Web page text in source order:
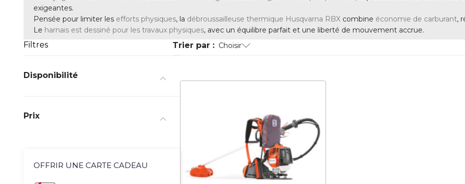
exigeantes.
Pensée pour limiter les efforts physiques, la débroussailleuse thermique Husqvarna RBX combine économie de carburant,
Le harnais est dessiné pour les travaux physiques, avec un équilibre parfait et une liberté de mouvement accrue.
Filtres
Disponibilité
Prix
OFFRIR UNE CARTE CADEAU
Trier par : Choisir